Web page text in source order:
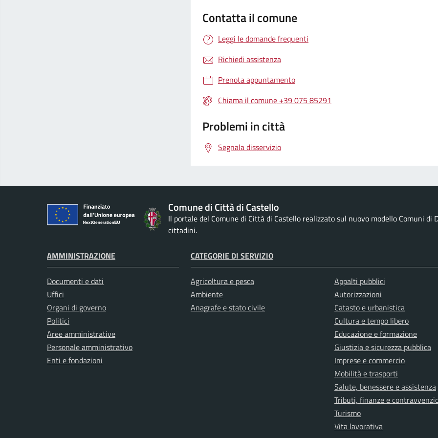
Contatta il comune
Leggi le domande frequenti
Richiedi assistenza
Prenota appuntamento
Chiama il comune +39 075 85291
Problemi in città
Segnala disservizio
Comune di Città di Castello
Il portale del Comune di Città di Castello realizzato sul nuovo modello Comuni
cittadini.
AMMINISTRAZIONE
Documenti e dati
Uffici
Organi di governo
Politici
Aree amministrative
Personale amministrativo
Enti e fondazioni
CATEGORIE DI SERVIZIO
Agricoltura e pesca
Ambiente
Anagrafe e stato civile
Appalti pubblici
Autorizzazioni
Catasto e urbanistica
Cultura e tempo libero
Educazione e formazione
Giustizia e sicurezza pubblica
Imprese e commercio
Mobilità e trasporti
Salute, benessere e assistenza
Tributi, finanze e
Turismo
Vita lavorativa